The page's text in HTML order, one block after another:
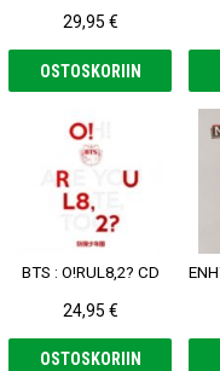
29,95 €
OSTOSKORIIN
BTS : O!RUL8,2? CD
24,95 €
OSTOSKORIIN